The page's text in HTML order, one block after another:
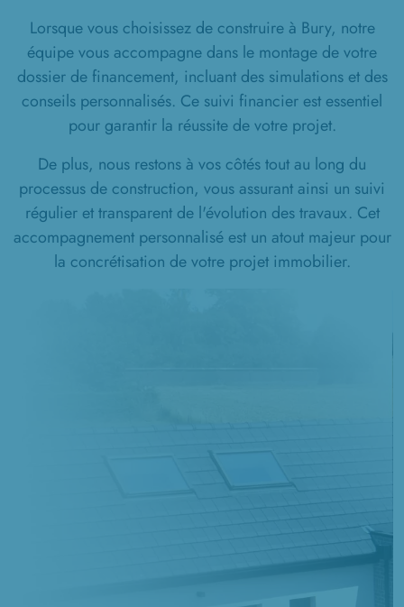
Lorsque vous choisissez de construire à Bury, notre
équipe vous accompagne dans le montage de votre
dossier de financement, incluant des simulations et des
conseils personnalisés. Ce suivi financier est essentiel
pour garantir la réussite de votre projet.
De plus, nous restons à vos côtés tout au long du
processus de construction, vous assurant ainsi un suivi
régulier et transparent de l'évolution des travaux. Cet
accompagnement personnalisé est un atout majeur pour
la concrétisation de votre projet immobilier.